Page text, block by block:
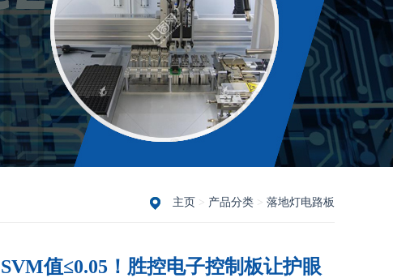
主页 > 产品分类 > 落地灯电路板
SVM值≤0.05！胜控电子控制板让护眼